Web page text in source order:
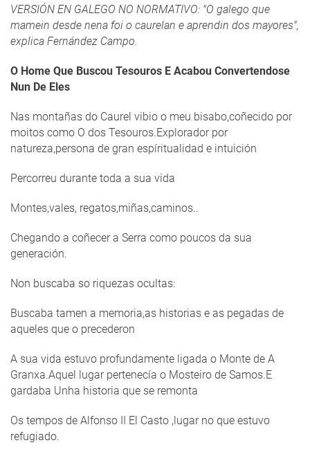
VERSIÓN EN GALEGO NO NORMATIVO: "O galego que
mamein desde nena foi o caurelan e aprendin dos mayores",
explica Fernández Campo.
O Home Que Buscou Tesouros E Acabou Convertendose
Nun De Eles
Nas montañas do Caurel vibio o meu bisabo,coñecido por
moitos como O dos Tesouros.Explorador por
natureza,persona de gran espíritualidad e intuición
Percorreu durante toda a sua vida
Montes,vales, regatos,miñas,caminos..
Chegando a coñecer a Serra como poucos da sua
generación.
Non buscaba so riquezas ocultas:
Buscaba tamen a memoria,as historias e as pegadas de
aqueles que o precederon
A sua vida estuvo profundamente ligada o Monte de A
Granxa.Aquel lugar pertenecía o Mosteiro de Samos.E
gardaba Unha historia que se remonta
Os tempos de Alfonso II El Casto ,lugar no que estuvo
refugiado.